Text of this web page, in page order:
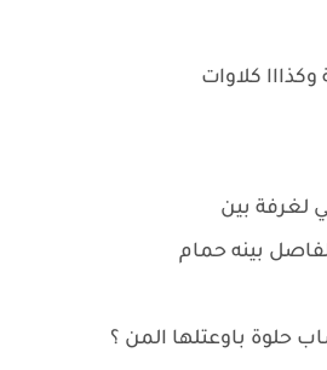
كلاوات
لغرفة بين
بينه حمام
حلوة باوعتلها المن ؟